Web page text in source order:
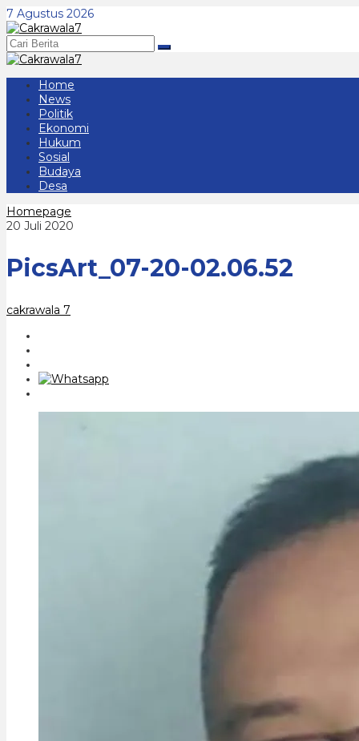
Lewati
ke
konten
7 Agustus 2026
Home
News
Politik
Ekonomi
Hukum
Sosial
Budaya
Desa
Homepage
20 Juli 2020
PicsArt_07-20-02.06.52
cakrawala 7